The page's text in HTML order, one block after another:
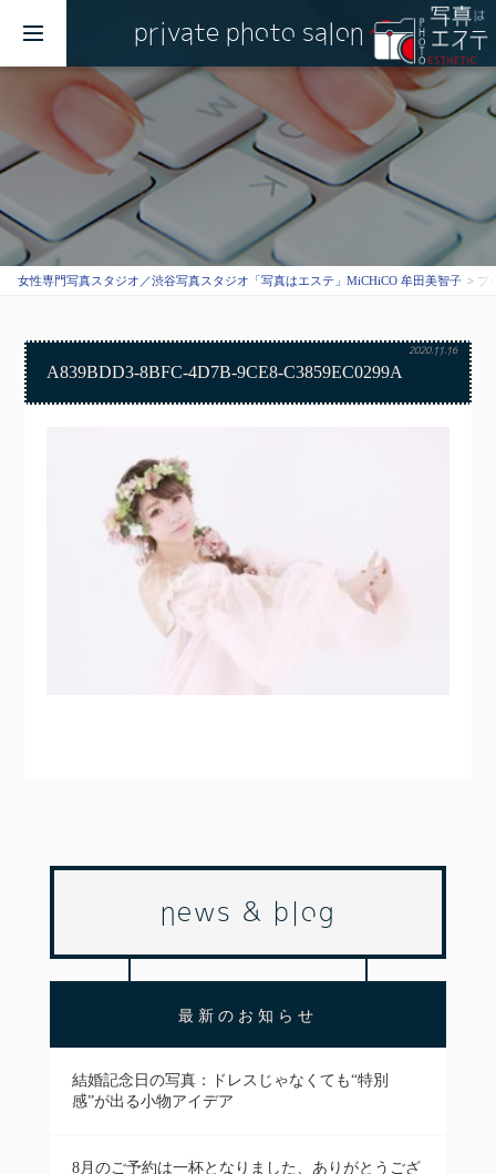
private photo salon
女性専門写真スタジオ／渋谷写真スタジオ「写真はエステ」MiCHiCO 牟田美智子 ブ
2020.11.16
A839BDD3-8BFC-4D7B-9CE8-C3859EC0299A
news & blog
最新のお知らせ
結婚記念日の写真：ドレスじゃなくても“特別
感”が出る小物アイデア
8月のご予約は一杯となりました、ありがとうござ